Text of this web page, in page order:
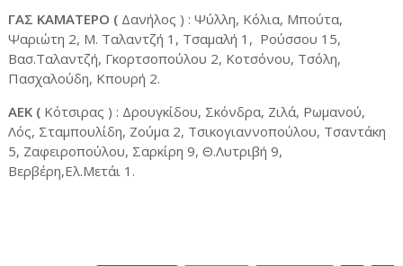
ΓΑΣ ΚΑΜΑΤΕΡΟ ( Δανήλος ) : Ψύλλη, Κόλια, Μπούτα,
Ψαριώτη 2, Μ. Ταλαντζή 1, Τσαμαλή 1, Ρούσσου 15,
Βασ.Ταλαντζή, Γκορτσοπούλου 2, Κοτσόνου, Τσόλη,
Πασχαλούδη, Κπουρή 2.
ΑΕΚ (Κότσιρας ) : Δρουγκίδου, Σκόνδρα, Ζιλά, Ρωμανού,
Λός, Σταμπουλίδη, Ζούμα 2, Τσικογιαννοπούλου, Τσαντάκη
5, Ζαφειροπούλου, Σαρκίρη 9, Θ.Λυτριβή 9,
Βερβέρη,Ελ.Μετάι 1.